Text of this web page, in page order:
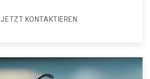
JETZT KONTAKTIEREN